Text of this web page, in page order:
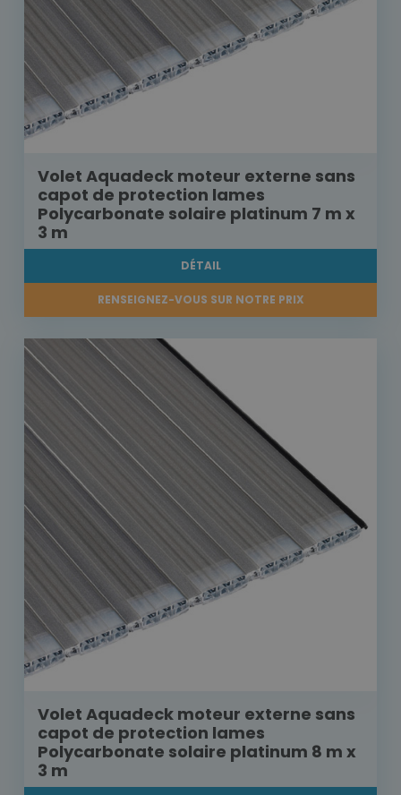
Volet Aquadeck moteur externe sans
capot de protection lames
Polycarbonate solaire platinum 7 m x
3 m
DÉTAIL
RENSEIGNEZ-VOUS SUR NOTRE PRIX
Volet Aquadeck moteur externe sans
capot de protection lames
Polycarbonate solaire platinum 8 m x
3 m